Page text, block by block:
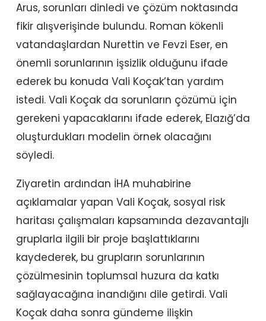
Arus, sorunları dinledi ve çözüm noktasında
fikir alışverişinde bulundu. Roman kökenli
vatandaşlardan Nurettin ve Fevzi Eser, en
önemli sorunlarının işsizlik olduğunu ifade
ederek bu konuda Vali Koçak’tan yardım
istedi. Vali Koçak da sorunların çözümü için
gerekeni yapacaklarını ifade ederek, Elazığ’da
oluşturdukları modelin örnek olacağını
söyledi.
Ziyaretin ardından İHA muhabirine
açıklamalar yapan Vali Koçak, sosyal risk
haritası çalışmaları kapsamında dezavantajlı
gruplarla ilgili bir proje başlattıklarını
kaydederek, bu grupların sorunlarının
çözülmesinin toplumsal huzura da katkı
sağlayacağına inandığını dile getirdi. Vali
Koçak daha sonra gündeme ilişkin